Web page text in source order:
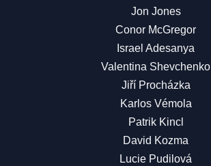
Jon Jones
Conor McGregor
Israel Adesanya
Valentina Shevchenko
Jiří Procházka
Karlos Vémola
Patrik Kincl
David Kozma
Lucie Pudilová